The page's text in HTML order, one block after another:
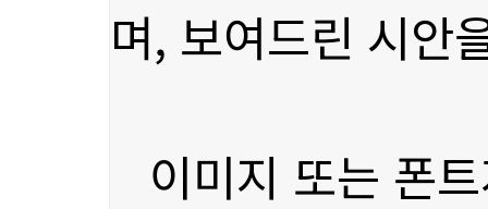
며, 보여드린 시안